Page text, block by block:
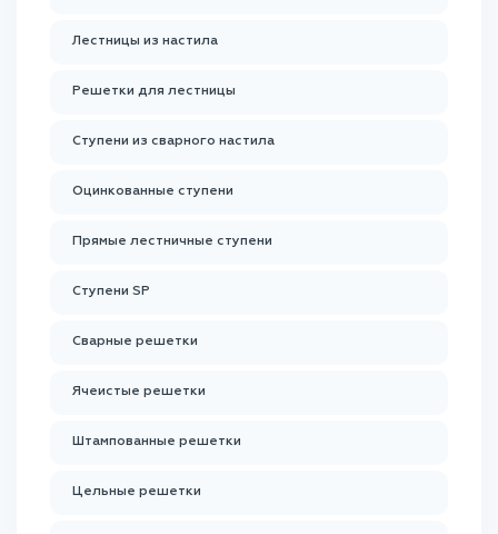
Лестницы из настила
Решетки для лестницы
Ступени из сварного настила
Оцинкованные ступени
Прямые лестничные ступени
Ступени SP
Сварные решетки
Ячеистые решетки
Штампованные решетки
Цельные решетки